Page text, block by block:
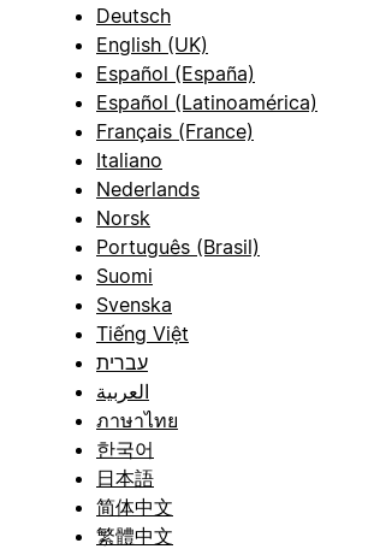
Deutsch
English (UK)
Español (España)
Español (Latinoamérica)
Français (France)
Italiano
Nederlands
Norsk
Português (Brasil)
Suomi
Svenska
Tiếng Việt
עברית
العربية
ภาษาไทย
한국어
日本語
简体中文
繁體中文